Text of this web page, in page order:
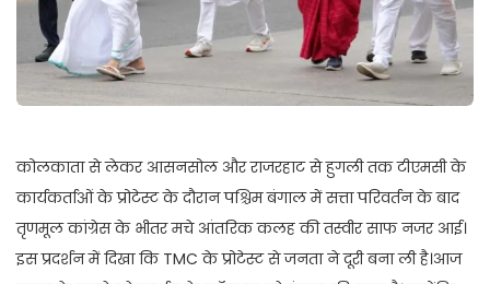
कोलकाता से लेकर आसनसोल और राजरहाट से हुगली तक टीएमसी के
कार्यकर्ताओं के प्रोटेस्ट के दौरान पश्चिम बंगाल में सत्ता परिवर्तन के बाद
तृणमूल कांग्रेस के भीतर मचे आंतरिक कलह की तस्वीर साफ नजर आई।
इस प्रदर्शन में दिखा कि TMC के प्रोटेस्ट से जनता ने दूरी बना ली है।आज